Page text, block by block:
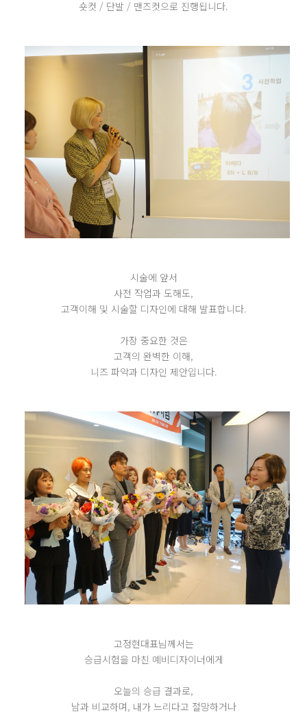
숏컷 / 단발 / 맨즈컷으로 진행됩니다.
시술에 앞서
사전 작업과 도해도,
고객이해 및 시술할 디자인에 대해 발표합니다.
가장 중요한 것은
고객의 완벽한 이해,
니즈 파악과 디자인 제안입니다.
고정현대표님께서는
승급시험을 마친 예비디자이너에게
오늘의 승급 결과로,
남과 비교하며, 내가 느리다고 절망하거나